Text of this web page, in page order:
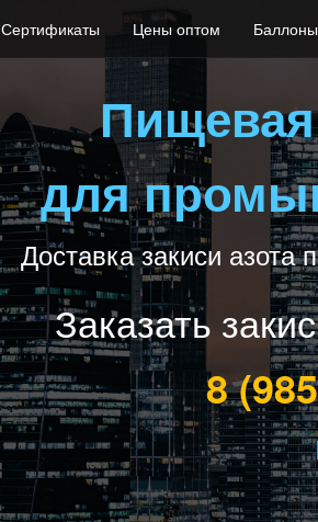
Сертификаты Цены оптом Баллоны
Пищевая
для
Доставка закиси азота
Заказать
8